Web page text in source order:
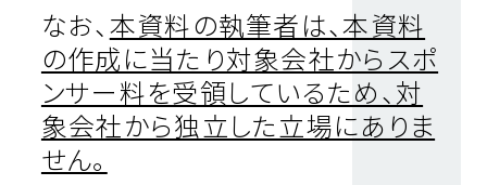
なお、本資料の執筆者は、本資料
の作成に当たり対象会社からスポ
ンサー料を受領しているため、対
象会社から独立した立場にありま
せん。